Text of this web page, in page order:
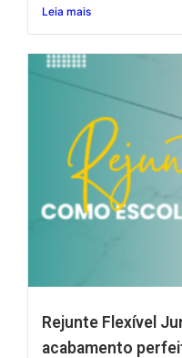
Leia mais
Rejunte Flexível
acabamento